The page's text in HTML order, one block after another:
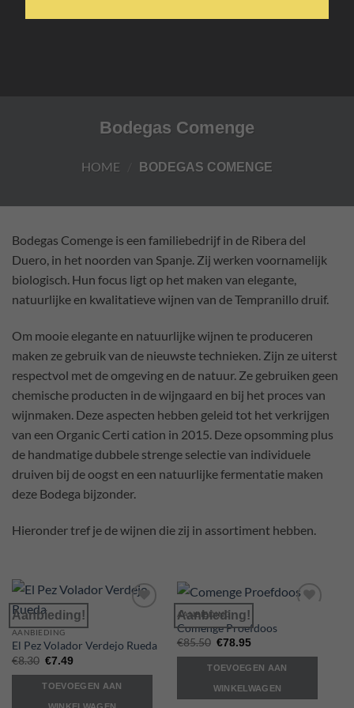
Bodegas Comenge
HOME BODEGAS COMENGE
Bodegas Comenge is een familiebedrijf in de Ribera del
Duero, in het noorden van Spanje. Zij werken voornamelijk
biologisch. Hun focus ligt op het maken van elegante,
natuurlijke en kwalitatieve wijnen van de Tempranillo druif.
Om mooie elegante en natuurlijke wijnen te produceren
maken ze gebruik van de nieuwste technieken. Zijn ze uiterst
respectvol met de omgeving en de natuur. Ze gebruiken geen
chemische producten in de wijngaard en bij het proces van
wijnmaken. Deze aspecten hebben geleid tot het verkrijgen
van een Organic Certi cation in 2015. Deze opsomming plus
de handmatige dubbele strenge selectie van individuele
druiven bij de oogst en een natuurlijke fermentatie maken
deze Bodega bijzonder.
Hieronder tref je de wijnen die zij in assortiment hebben.
Aanbieding!
AANBIEDING
El Pez Volador Verdejo Rueda
€8.30 Oorspronkelijke
was:
€8.30.
€7.49Huidige
is:
€7.49.
TOEVOEGEN AAN
WINKELWAGEN
Aanbieding!
AANBIEDING
Comenge Proefdoos
€85.50 Oorspronkelijke
was:
€85.50.
€78.95Huidige
is:
€78.95.
TOEVOEGEN AAN
WINKELWAGEN